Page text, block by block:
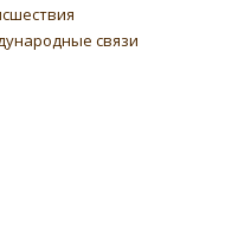
связи